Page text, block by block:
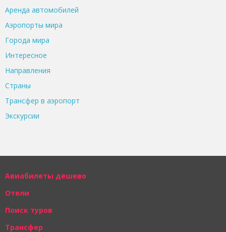
Аренда автомобилей
Аэропорты мира
Города мира
Интересное
Направления
Страны
Трансфер в аэропорт
Экскурсии
Авиабилеты дешево
Отели
Поиск туров
Трансфер